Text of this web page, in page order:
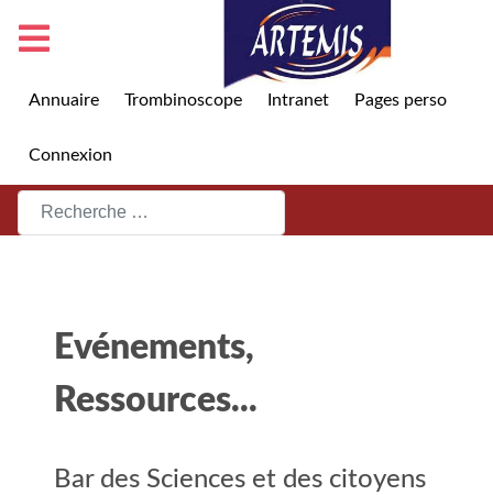
Annuaire Trombinoscope Intranet Pages perso
Connexion
Rechercher
Evénements,
Ressources...
Bar des Sciences et des citoyens